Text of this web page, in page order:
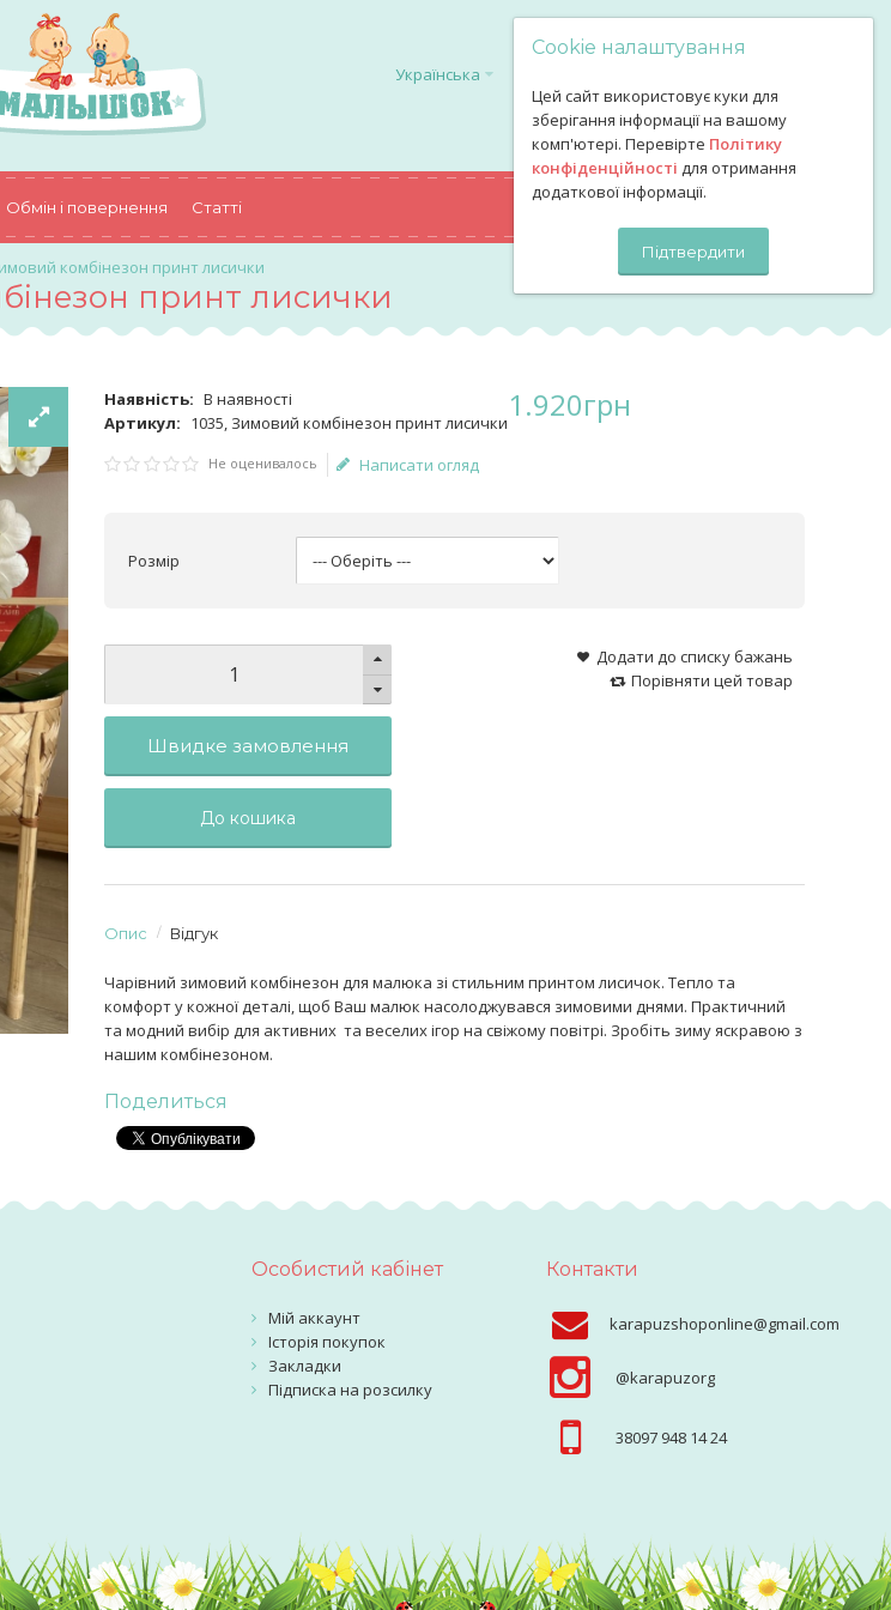
Cookie налаштування
Цей сайт використовує куки для
зберігання інформації на вашому
комп'ютері. Перевірте Політику
конфіденційності для отримання
додаткової інформації.
Підтвердити
Українська
Обмін і повернення Статті КОШИК
комбінезон принт лисички
принт лисички
Наявність: В наявності
Артикул: 1035, Зимовий комбінезон принт лисички 1.920грн
Не оценивалось Написати огляд
Розмір
Швидке замовлення
До кошика
Додати до списку бажань
Порівняти цей товар
Опис Відгук
Чарівний зимовий комбінезон для малюка зі стильним принтом лисичок. Тепло та
комфорт у кожної деталі, щоб Ваш малюк насолоджувався зимовими днями. Практичний
та модний вибір для активних та веселих ігор на свіжому повітрі. Зробіть зиму яскравою з
нашим комбінезоном.
Поделиться
Особистий кабінет
Мій аккаунт
Історія покупок
Закладки
Підписка на розсилку
Контакти
karapuzshoponline@gmail.com
@karapuzorg
38097 948 14 24